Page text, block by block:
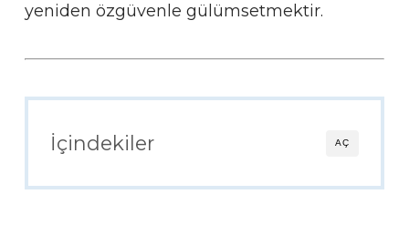
yeniden özgüvenle gülümsetmektir.
AÇ
İçindekiler